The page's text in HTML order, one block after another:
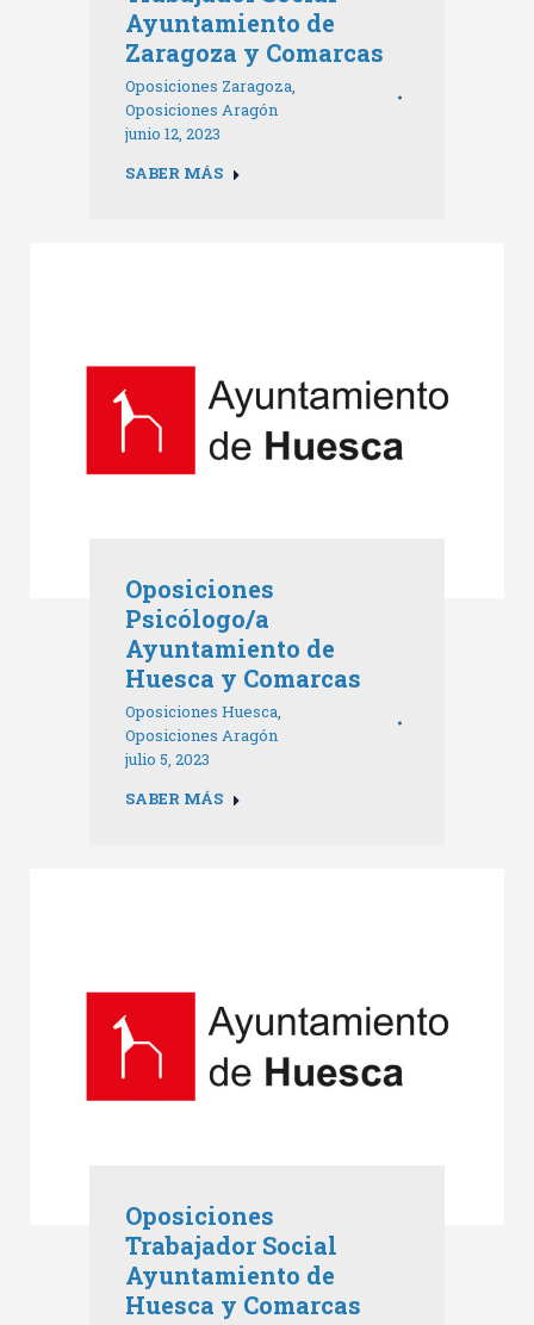
Ayuntamiento de
Zaragoza y Comarcas
Oposiciones Zaragoza,
Oposiciones Aragón
junio 12, 2023
SABER MÁS
Oposiciones
Psicólogo/a
Ayuntamiento de
Huesca y Comarcas
Oposiciones Huesca,
Oposiciones Aragón
julio 5, 2023
SABER MÁS
Oposiciones
Trabajador Social
Ayuntamiento de
Huesca y Comarcas